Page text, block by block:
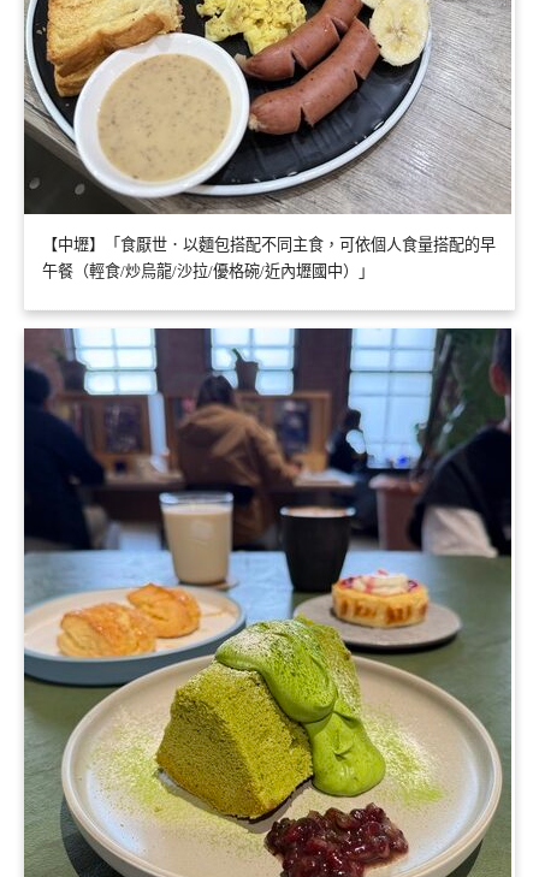
【中壢】「食厭世．以麵包搭配不同主食，可依個人食量搭配的早
午餐（輕食/炒烏龍/沙拉/優格碗/近內壢國中）」